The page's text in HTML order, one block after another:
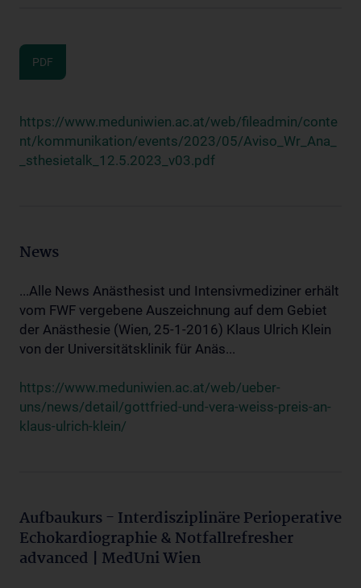
PDF
https://www.meduniwien.ac.at/web/fileadmin/conte
nt/kommunikation/events/2023/05/Aviso_Wr_Ana_
_sthesietalk_12.5.2023_v03.pdf
News
...Alle News Anästhesist und Intensivmediziner erhält
vom FWF vergebene Auszeichnung auf dem Gebiet
der Anästhesie (Wien, 25-1-2016) Klaus Ulrich Klein
von der Universitätsklinik für Anäs...
https://www.meduniwien.ac.at/web/ueber-
uns/news/detail/gottfried-und-vera-weiss-preis-an-
klaus-ulrich-klein/
Aufbaukurs - Interdisziplinäre Perioperative
Echokardiographie & Notfallrefresher
advanced | MedUni Wien